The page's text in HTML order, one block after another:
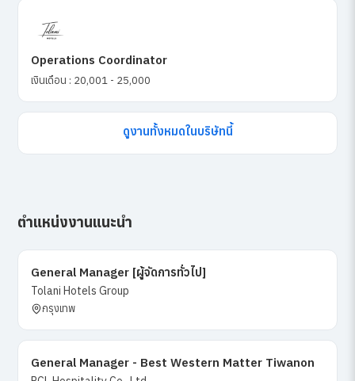
Operations Coordinator
เงินเดือน : 20,001 - 25,000
ดูงานทั้งหมดในบริษัทนี้
ตำแหน่งงานแนะนำ
General Manager [ผู้จัดการทั่วไป]
Tolani Hotels Group
กรุงเทพ
General Manager - Best Western Matter Tiwanon